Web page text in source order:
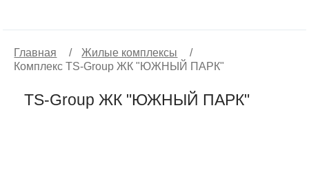
Главная / Жилые комплексы
/
Комплекс TS-Group ЖК "ЮЖНЫЙ ПАРК"
TS-Group ЖК "ЮЖНЫЙ ПАРК"